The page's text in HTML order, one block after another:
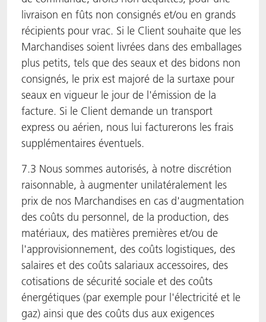
livraison en fûts non consignés et/ou en grands
récipients pour vrac. Si le Client souhaite que les
Marchandises soient livrées dans des emballages
plus petits, tels que des seaux et des bidons non
consignés, le prix est majoré de la surtaxe pour
seaux en vigueur le jour de l'émission de la
facture. Si le Client demande un transport
express ou aérien, nous lui facturerons les frais
supplémentaires éventuels.
7.3 Nous sommes autorisés, à notre discrétion
raisonnable, à augmenter unilatéralement les
prix de nos Marchandises en cas d'augmentation
des coûts du personnel, de la production, des
matériaux, des matières premières et/ou de
l'approvisionnement, des coûts logistiques, des
salaires et des coûts salariaux accessoires, des
cotisations de sécurité sociale et des coûts
énergétiques (par exemple pour l'électricité et le
gaz) ainsi que des coûts dus aux exigences